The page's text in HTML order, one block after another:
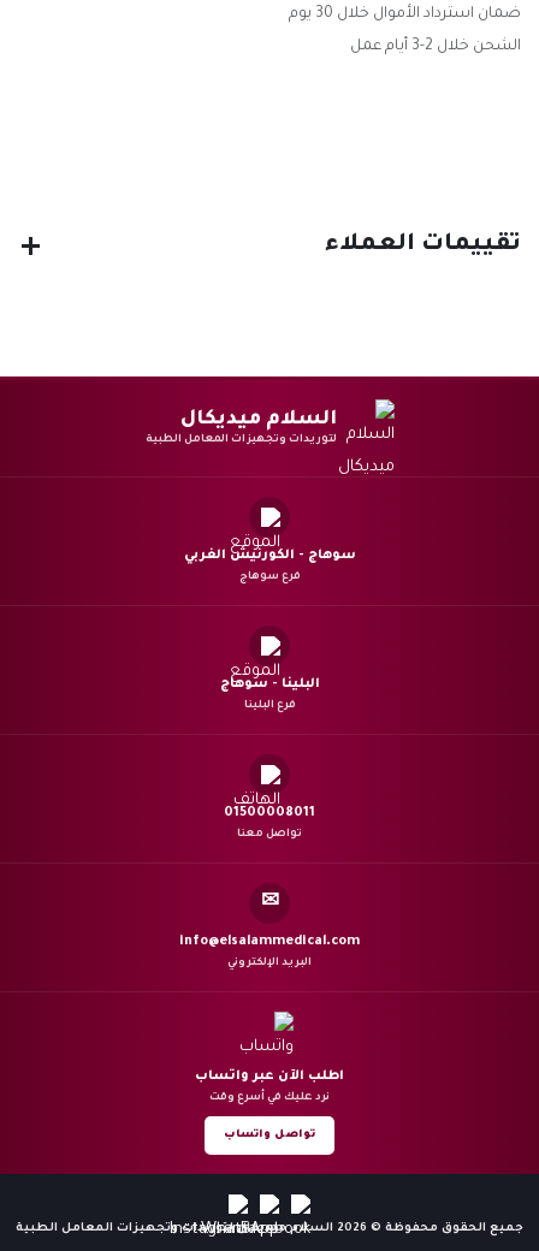
ضمان استرداد الأموال خلال 30 يوم
الشحن خلال 2-3 أيام عمل
تقييمات العملاء
السلام ميديكال
لتوريدات وتجهيزات المعامل الطبية
سوهاج - الكورنيش الغربي
فرع سوهاج
البلينا - سوهاج
فرع البلينا
01500008011
تواصل معنا
✉
info@elsalammedical.com
البريد الإلكتروني
اطلب الآن عبر واتساب
نرد عليك في أسرع وقت
تواصل واتساب
جميع الحقوق محفوظة © 2026 السلام ميديكال لتوريدات وتجهيزات المعامل الطبية